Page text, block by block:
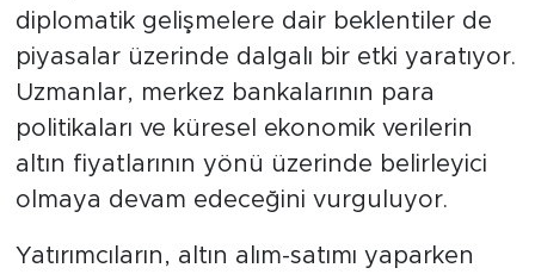
diplomatik gelişmelere dair beklentiler de
piyasalar üzerinde dalgalı bir etki yaratıyor.
Uzmanlar, merkez bankalarının para
politikaları ve küresel ekonomik verilerin
altın fiyatlarının yönü üzerinde belirleyici
olmaya devam edeceğini vurguluyor.
Yatırımcıların, altın alım-satımı yaparken